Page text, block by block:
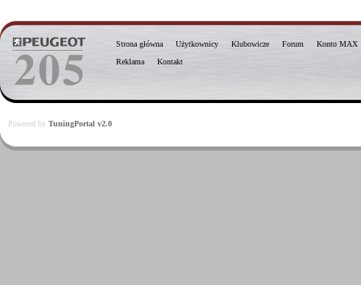
Strona główna Użytkownicy Klubowicze Forum
Konto MAX
Reklama
Kontakt
Powered by TuningPortal v2.0